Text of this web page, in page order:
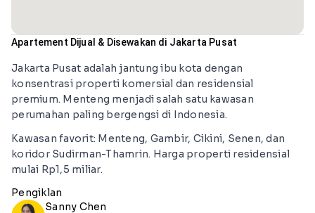
Apartement Dijual & Disewakan di Jakarta Pusat
Jakarta Pusat adalah jantung ibu kota dengan
konsentrasi properti komersial dan residensial
premium. Menteng menjadi salah satu kawasan
perumahan paling bergengsi di Indonesia.
Kawasan favorit: Menteng, Gambir, Cikini, Senen, dan
koridor Sudirman-Thamrin. Harga properti residensial
mulai Rp1,5 miliar.
Pengiklan
Sanny Chen